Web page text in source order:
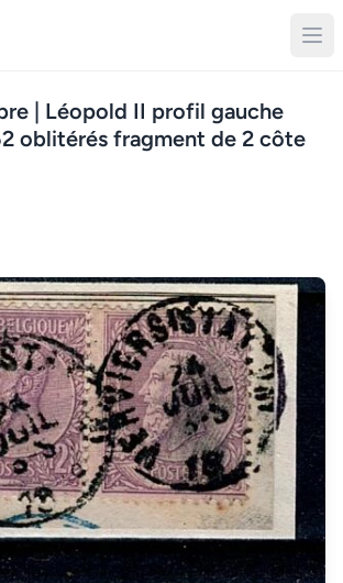
| Léopold II profil gauche
oblitérés fragment de 2 côte